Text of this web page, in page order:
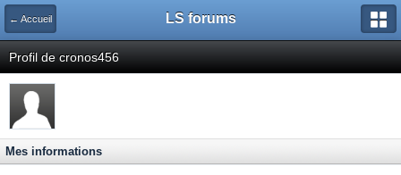
← Accueil LS forums
Profil de cronos456
Mes informations